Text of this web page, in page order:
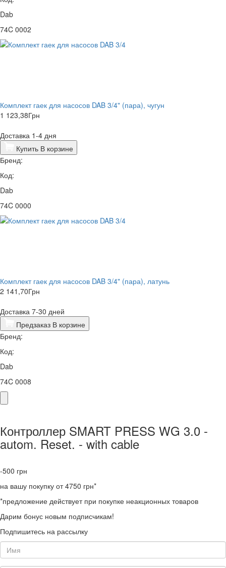
Dab
74C 0002
Комплект гаек для насосов ​DAB 3/4" (пара), чугун
1 123,38Грн
Доставка 1-4 дня
Купить В корзине
Бренд:
Код:
Dab
74C 0000
Комплект гаек для насосов DAB 3/4" (пара), латунь
2 141,70Грн
Доставка 7-30 дней
Предзаказ В корзине
Бренд:
Код:
Dab
74C 0008
Контроллер SMART PRESS WG 3.0 -
autom. Reset. - with cable
-500 грн
на вашу покупку от 4750 грн*
*предложение действует при покупке неакционных товаров
Дарим бонус новым подписчикам!
Подпишитесь на рассылку